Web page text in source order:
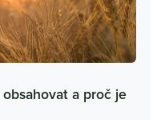
a proč je